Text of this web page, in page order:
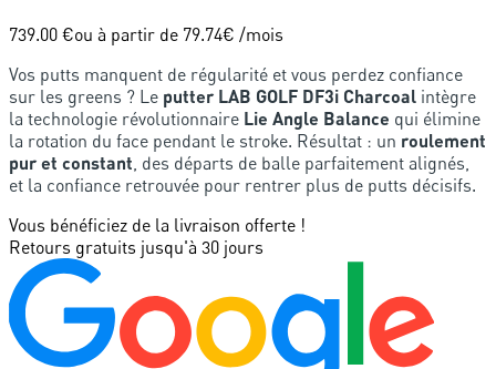
739.00 €ou à partir de 79.74€ /mois
Vos putts manquent de régularité et vous perdez confiance
sur les greens ? Le putter LAB GOLF DF3i Charcoal intègre
la technologie révolutionnaire Lie Angle Balance qui élimine
la rotation du face pendant le stroke. Résultat : un roulement
pur et constant , des départs de balle parfaitement alignés,
et la confiance retrouvée pour rentrer plus de putts décisifs.
Vous bénéficiez de la livraison offerte !
Retours gratuits jusqu'à 30 jours